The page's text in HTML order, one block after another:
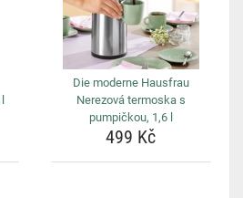
Die moderne Hausfrau
Nerezová termoska s
pumpičkou, 1,6 l
499 Kč